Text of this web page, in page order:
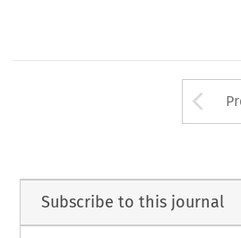
Subscribe to this journal